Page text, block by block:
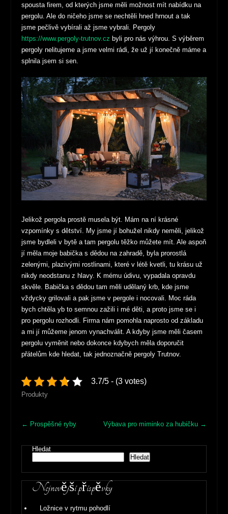
spousta firem, od kterých jsme měli možnost mít nabídku na
pergolu. Ale do ničeho jsme se nechtěli hned hrnout a tak
jsme pečlivě vybírali až jsme vybrali. Pergoly
https://www.pergoly-trutnov.cz byli pro nás výhrou. S výběrem
pergoly nelitujeme a jsme velmi rádi, že už jí konečně máme a
splnila jsem si sen.
Jelikož pergola prostě musela být. Mám na ní krásné
vzpomínky s dětství. My jsme jí bohužel nikdy neměli, jelikož
jsme bydleli v bytě a tam pergolu těžko můžete mít. Ale aspoň
jí měla moje babička s dědou na zahradě, byla prorostlá
zelenými, plazivými rostlinami, které v létě kvetli, tu krásu už
nikdy neodstanu z hlavy. K mému údivu, vypadala opravdu
skvěle. Babička s dědou tam měli udělaný krb, kde jsme
vždycky grilovali a pak jsme v pergole i nocovali. Moc ráda
bych chtěla yb to semnou zažili i mé děti, a proto jsme se i
pro pergolu rozhodli. Firma nám pomohla naprosto od základu
a mi jí můžeme jenom vynachválit. A kdyby jsme měli časem
pergolu vyměnit nebo dokonce kdybych měla doporučit
přátelům kde hledat, tak jednoznačně pergoly Trutnov.
3.7/5 - (3 votes)
Produkty
Post
navigation
← Prospěšné ryby Výbava pro miminko za hubičku →
Hledat
Hledat
Nejnovější příspěvky
Ložnice v rytmu pohodlí